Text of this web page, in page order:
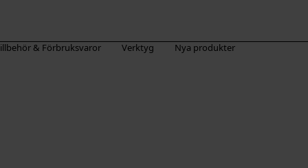
& Förbruksvaror Verktyg Nya produkter